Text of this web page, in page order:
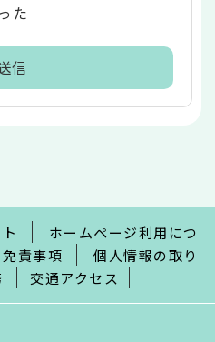
た
ホームページ利用につ
責事項
個人情報の取り
交通アクセス